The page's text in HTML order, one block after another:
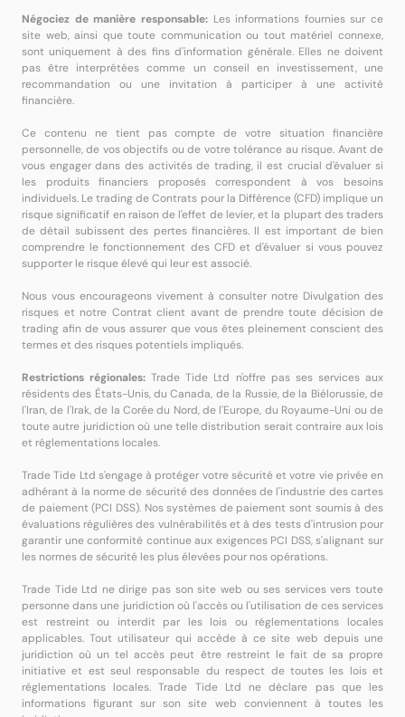
Négociez de manière responsable:Les informations fournies sur ce
site web, ainsi que toute communication ou tout matériel connexe,
sont uniquement à des fins d'information générale. Elles ne doivent
pas être interprétées comme un conseil en investissement, une
recommandation ou une invitation à participer à une activité
financière.
Ce contenu ne tient pas compte de votre situation financière
personnelle, de vos objectifs ou de votre tolérance au risque. Avant de
vous engager dans des activités de trading, il est crucial d'évaluer si
les produits financiers proposés correspondent à vos besoins
individuels. Le trading de Contrats pour la Différence (CFD) implique un
risque significatif en raison de l'effet de levier, et la plupart des traders
de détail subissent des pertes financières. Il est important de bien
comprendre le fonctionnement des CFD et d'évaluer si vous pouvez
supporter le risque élevé qui leur est associé.
Nous vous encourageons vivement à consulter notre Divulgation des
risques et notre Contrat client avant de prendre toute décision de
trading afin de vous assurer que vous êtes pleinement conscient des
termes et des risques potentiels impliqués.
Restrictions régionales: Trade Tide Ltd n'offre pas ses services aux
résidents des États-Unis, du Canada, de la Russie, de la Biélorussie, de
l'Iran, de l'Irak, de la Corée du Nord, de l'Europe, du Royaume-Uni ou de
toute autre juridiction où une telle distribution serait contraire aux lois
et réglementations locales.
Trade Tide Ltd s'engage à protéger votre sécurité et votre vie privée en
adhérant à la norme de sécurité des données de l'industrie des cartes
de paiement (PCI DSS). Nos systèmes de paiement sont soumis à des
évaluations régulières des vulnérabilités et à des tests d'intrusion pour
garantir une conformité continue aux exigences PCI DSS, s'alignant sur
les normes de sécurité les plus élevées pour nos opérations.
Trade Tide Ltd ne dirige pas son site web ou ses services vers toute
personne dans une juridiction où l'accès ou l'utilisation de ces services
est restreint ou interdit par les lois ou réglementations locales
applicables. Tout utilisateur qui accède à ce site web depuis une
juridiction où un tel accès peut être restreint le fait de sa propre
initiative et est seul responsable du respect de toutes les lois et
réglementations locales. Trade Tide Ltd ne déclare pas que les
informations figurant sur son site web conviennent à toutes les